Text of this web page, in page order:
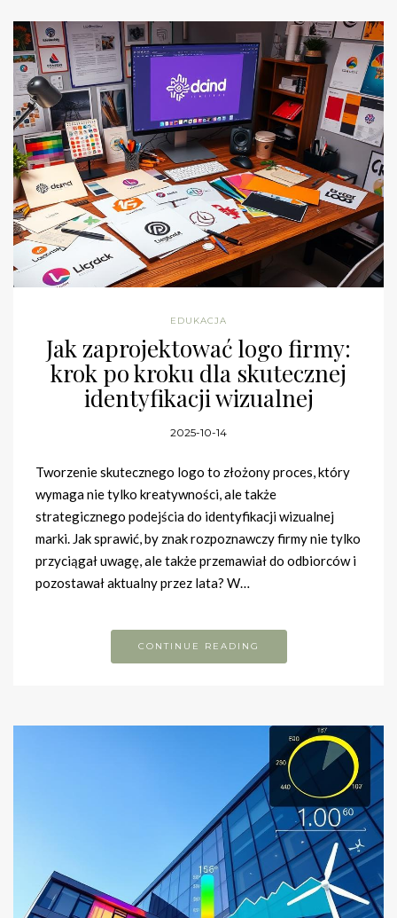
EDUKACJA
Jak zaprojektować logo firmy:
krok po kroku dla skutecznej
identyfikacji wizualnej
2025-10-14
Tworzenie skutecznego logo to złożony proces, który
wymaga nie tylko kreatywności, ale także
strategicznego podejścia do identyfikacji wizualnej
marki. Jak sprawić, by znak rozpoznawczy firmy nie tylko
przyciągał uwagę, ale także przemawiał do odbiorców i
pozostawał aktualny przez lata? W…
CONTINUE READING